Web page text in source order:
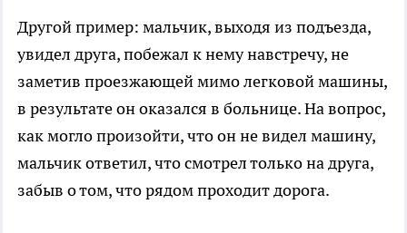
Другой пример: мальчик, выходя из подъезда,
увидел друга, побежал к нему навстречу, не
заметив проезжающей мимо легковой машины,
в результате он оказался в больнице. На вопрос,
как могло произойти, что он не видел машину,
мальчик ответил, что смотрел только на друга,
забыв о том, что рядом проходит дорога.